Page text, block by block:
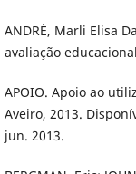
ANDRÉ, Marli Elisa
avaliação
APOIO. Apoio ao
Aveiro, 2013.
jun. 2013.